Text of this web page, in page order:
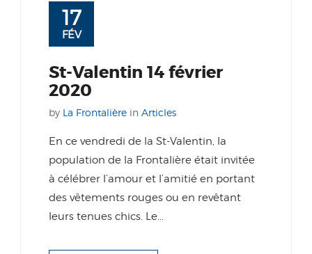
17
FÉV
St-Valentin 14 février
2020
by La Frontalière in Articles
En ce vendredi de la St-Valentin, la
population de la Frontalière était invitée
à célébrer l’amour et l’amitié en portant
des vêtements rouges ou en revêtant
leurs tenues chics. Le...